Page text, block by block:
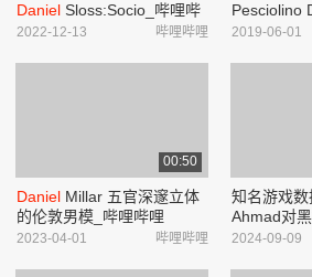
Daniel Sloss:Socio_哔哩哔
哩_bilibili
哔哩哔哩
2022-12-13
Pesciolino
Video)-音
2019-06-01
00:50
Daniel Millar 五官深邃立体
的伦敦男模_哔哩哔哩
_bilibili
哔哩哔哩
2023-04-01
知名游戏
Ahmad对
结性评价,
2024-09-09